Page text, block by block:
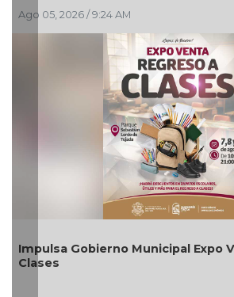
Ago 03, 2026 / 7:59 PM
Aplicará CMAS el Programa de
agosto